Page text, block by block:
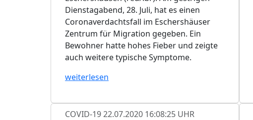
Dienstagabend, 28. Juli, hat es einen
Coronaverdachtsfall im Eschershäuser
Zentrum für Migration gegeben. Ein
Bewohner hatte hohes Fieber und zeigte
auch weitere typische Symptome.
weiterlesen
COVID-1922.07.2020 16:08:25 UHR